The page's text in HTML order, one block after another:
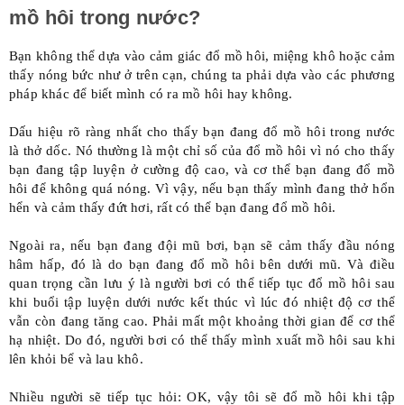
mồ hôi trong nước?
Bạn không thể dựa vào cảm giác đổ mồ hôi, miệng khô hoặc cảm
thấy nóng bức như ở trên cạn, chúng ta phải dựa vào các phương
pháp khác để biết mình có ra mồ hôi hay không.
Dấu hiệu rõ ràng nhất cho thấy bạn đang đổ mồ hôi trong nước
là thở dốc. Nó thường là một chỉ số của đổ mồ hôi vì nó cho thấy
bạn đang tập luyện ở cường độ cao, và cơ thể bạn đang đổ mồ
hôi để không quá nóng. Vì vậy, nếu bạn thấy mình đang thở hổn
hển và cảm thấy đứt hơi, rất có thể bạn đang đổ mồ hôi.
Ngoài ra, nếu bạn đang đội mũ bơi, bạn sẽ cảm thấy đầu nóng
hâm hấp, đó là do bạn đang đổ mồ hôi bên dưới mũ. Và điều
quan trọng cần lưu ý là người bơi có thể tiếp tục đổ mồ hôi sau
khi buổi tập luyện dưới nước kết thúc vì lúc đó nhiệt độ cơ thể
vẫn còn đang tăng cao. Phải mất một khoảng thời gian để cơ thể
hạ nhiệt. Do đó, người bơi có thể thấy mình xuất mồ hôi sau khi
lên khỏi bể và lau khô.
Nhiều người sẽ tiếp tục hỏi: OK, vậy tôi sẽ đổ mồ hôi khi tập